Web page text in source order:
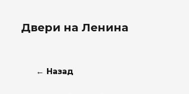
Двери на Ленина
← Назад